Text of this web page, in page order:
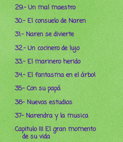
29.- Un mal maestro
30.- El consuelo de Naren
31.- Naren se divierte
32.- Un cocinero de lujo
33.- El marinero herido
34.- El fantasma en el árbol
35- Con su papá
36- Nuevos estudios
37- Narendra y la musica
Capitulo III El gran momento
de su vida